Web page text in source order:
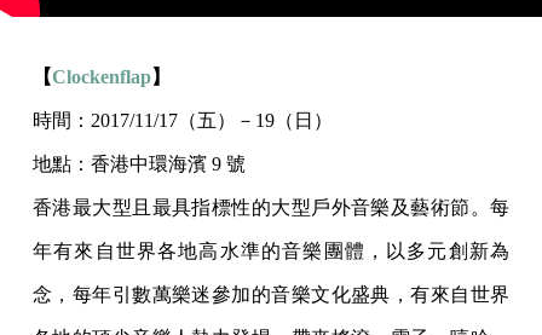
【Clockenflap】
時間：2017/11/17（五）－19（日）
地點：香港中環海濱 9 號
香港最大型且最具指標性的大型戶外音樂及藝術節。每
年有來自世界各地高水準的音樂團體，以多元創新為
念，每年引數萬樂迷參加的音樂文化盛典，有來自世界